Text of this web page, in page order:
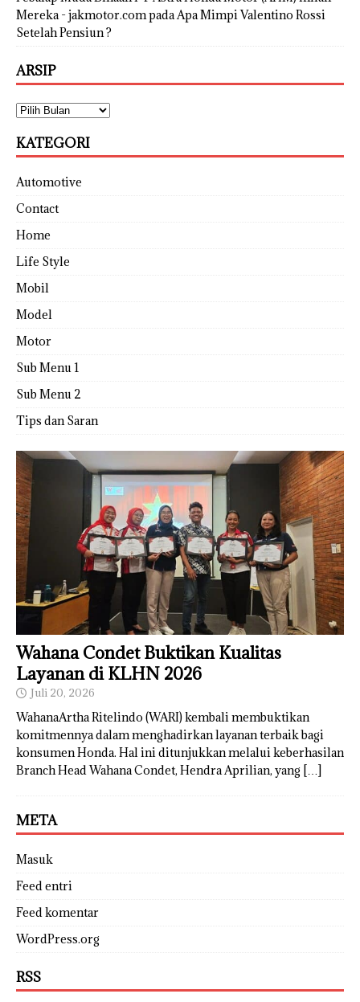
Mereka - jakmotor.compadaApa Mimpi Valentino Rossi
Setelah Pensiun ?
ARSIP
KATEGORI
Automotive
Contact
Home
Life Style
Mobil
Model
Motor
Sub Menu 1
Sub Menu 2
Tips dan Saran
Wahana Condet Buktikan Kualitas
Layanan di KLHN 2026
Juli 20, 2026
WahanaArtha Ritelindo (WARI) kembali membuktikan
komitmennya dalam menghadirkan layanan terbaik bagi
konsumen Honda. Hal ini ditunjukkan melalui keberhasilan
Branch Head Wahana Condet, Hendra Aprilian, yang […]
META
Masuk
Feed entri
Feed komentar
WordPress.org
RSS